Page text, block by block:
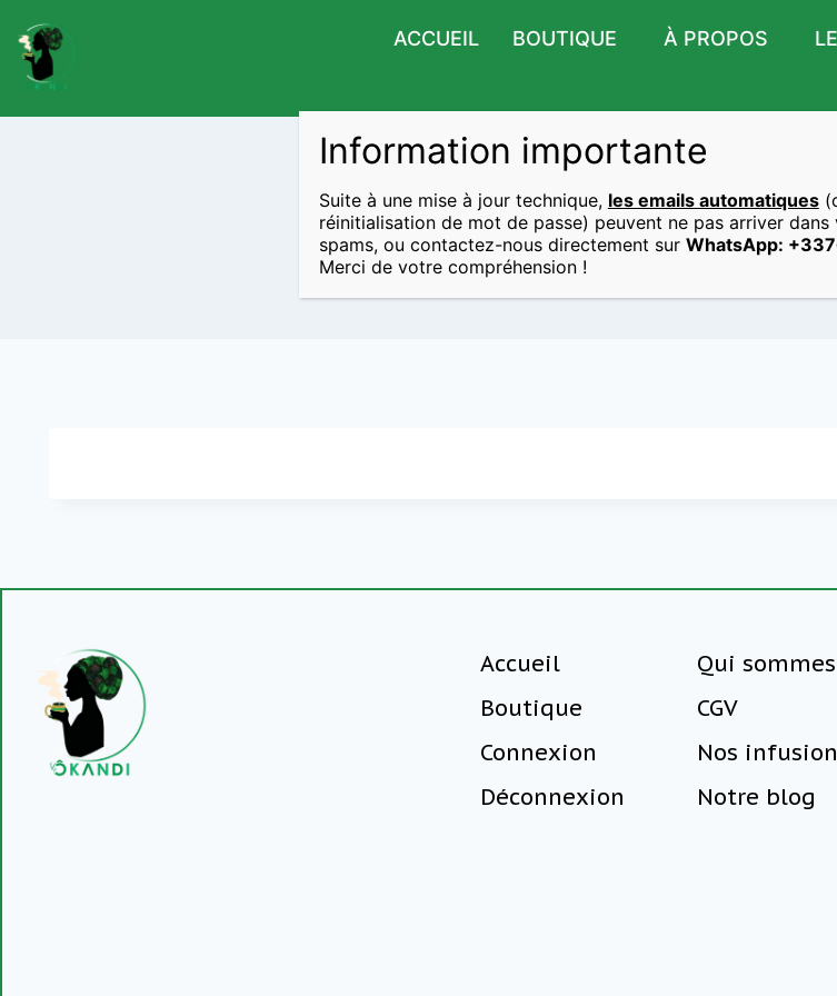
ACCUEIL BOUTIQUE À PROPOS
Livres
Accueil
Boutique
Connexion
Déconnexion
Qui
CGV
Nos
Notre blog
Information importante
Suite à une mise à jour technique, les emails automatiques
réinitialisation de mot de passe) peuvent ne pas arriver
spams, ou contactez-nous directement sur WhatsApp:
Merci de votre compréhension !